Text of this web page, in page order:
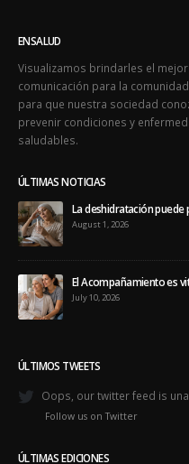
Visualizamos brindarles el
comunicación para la
para que nuestra sociedad
prevenir condiciones y
ÚLTIMAS NOTICIAS
La deshidratación puede
El Acompañamiento es
Oops, our twitter feed is